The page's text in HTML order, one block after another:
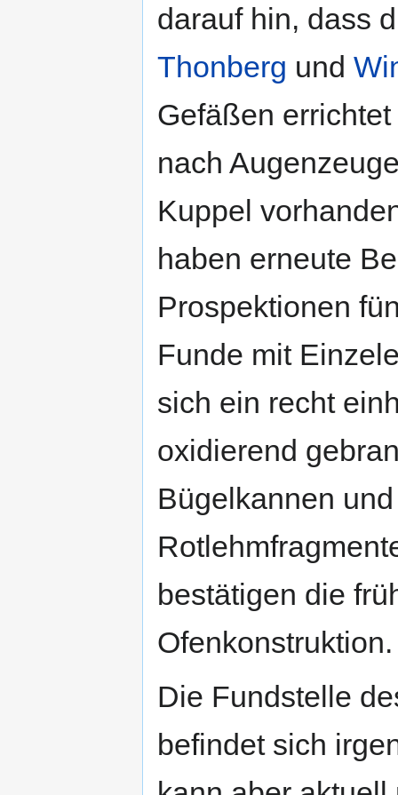
darauf hin, dass
Thonberg und
Gefäßen
nach
Kuppel
haben erneute
Prospektionen
Funde mit
sich ein recht
oxidierend
Bügelkannen
bestätigen die
Ofenkonstruktion.
Die Fundstelle
befindet sich